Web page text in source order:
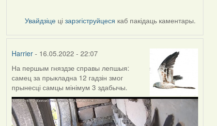
Увайдзіце цізарэгіструйцеся каб пакідаць каментары.
Harrier- 16.05.2022 - 22:07
На першым гняздзе справы лепшыя:
самец за прыкладна 12 гадзін змог
прынесці самцы мінімум 3 здабычы.